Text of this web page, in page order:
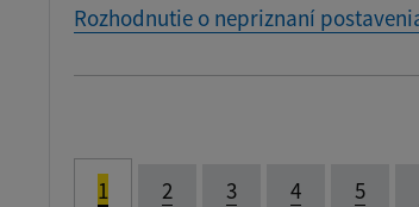
Rozhodnutie o nepriznaní
1 2 3 4 5